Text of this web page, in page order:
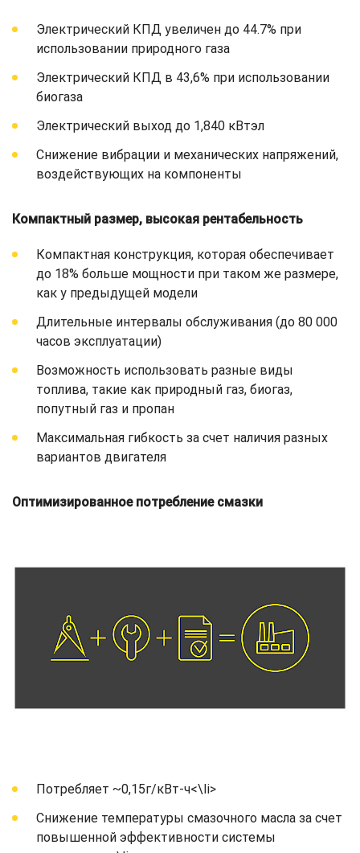
Электрический КПД увеличен до 44.7% при
использовании природного газа
Электрический КПД в 43,6% при использовании
биогаза
Электрический выход до 1,840 кВтэл
Снижение вибрации и механических напряжений,
воздействующих на компоненты
Компактный размер, высокая рентабельность
Компактная конструкция, которая обеспечивает
до 18% больше мощности при таком же размере,
как у предыдущей модели
Длительные интервалы обслуживания (до 80 000
часов эксплуатации)
Возможность использовать разные виды
топлива, такие как природный газ, биогаз,
попутный газ и пропан
Максимальная гибкость за счет наличия разных
вариантов двигателя
Оптимизированное потребление смазки
Потребляет ~0,15г/кВт-ч<\li>
Снижение температуры смазочного масла за счет
повышенной эффективности системы